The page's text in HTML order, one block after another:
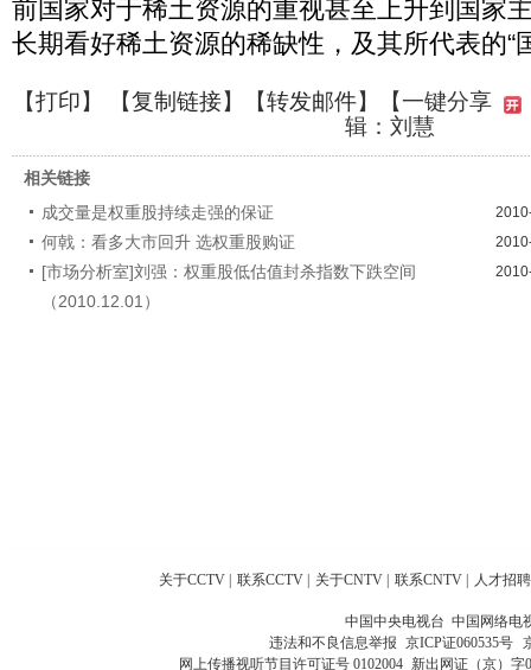
前国家对于稀土资源的重视甚至上升到国家
长期看好稀土资源的稀缺性，及其所代表的“
【打印】 【复制链接】【转发邮件】
【一键分享
辑：刘慧
相关链接
成交量是权重股持续走强的保证
何戟：看多大市回升 选权重股购证
[市场分析室]刘强：权重股低估值封杀指数下跌空间
（2010.12.01）
关于CCTV | 联系CCTV | 关于CNTV | 联系CNTV | 人才招聘
中国中央电视台 中国网络电
违法和不良信息举报 京ICP证060535号
网上传播视听节目许可证号 0102004 新出网证（京）